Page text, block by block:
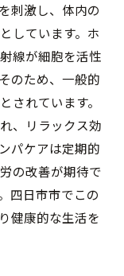
刺激し、体内の
しています。ホ
線が細胞を活性
のため、一般的
されています。
、リラックス効
パケアは定期的
の改善が期待で
四日市市でこの
健康的な生活を